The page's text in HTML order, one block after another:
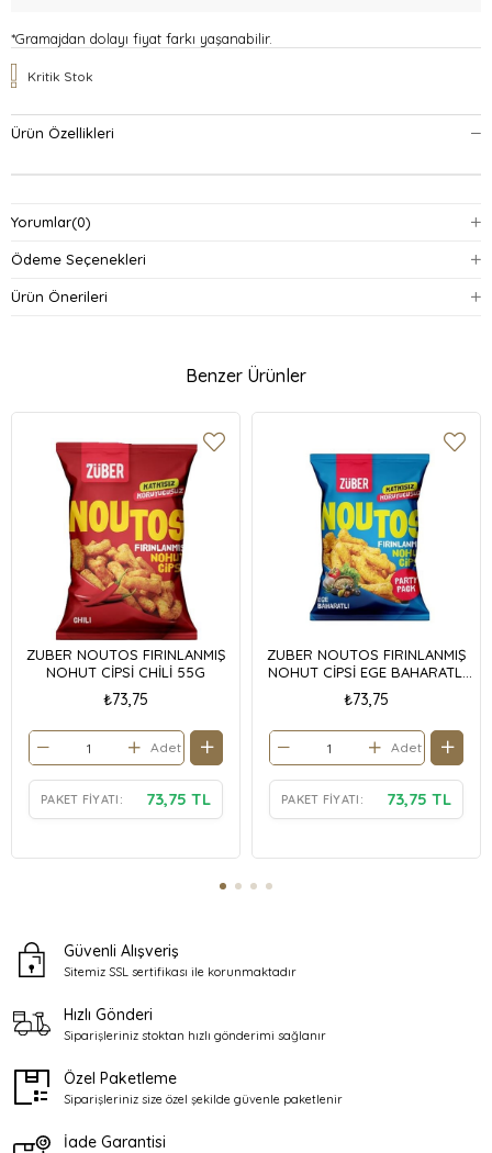
*Gramajdan dolayı fiyat farkı yaşanabilir.
Kritik Stok
Ürün Özellikleri
Yorumlar(0)
Ödeme Seçenekleri
Ürün Önerileri
Benzer Ürünler
ZUBER NOUTOS FIRINLANMIŞ
NOHUT CİPSİ CHİLİ 55G
₺73,75
Adet
PAKET FIYATI: 73,75 TL
ZUBER NOUTOS FIRINLANMIŞ
NOHUT CİPSİ EGE BAHARATLI
55G
₺73,75
Adet
PAKET FIYATI: 73,75 TL
Güvenli Alışveriş
Sitemiz SSL sertifikası ile korunmaktadır
Hızlı Gönderi
Siparişleriniz stoktan hızlı gönderimi sağlanır
Özel Paketleme
Siparişleriniz size özel şekilde güvenle paketlenir
İade Garantisi